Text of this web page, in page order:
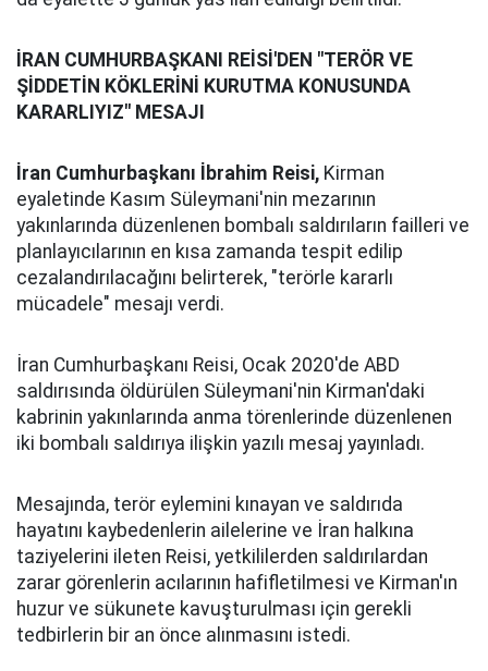
İRAN CUMHURBAŞKANI REİSİ'DEN "TERÖR VE
ŞİDDETİN KÖKLERİNİ KURUTMA KONUSUNDA
KARARLIYIZ" MESAJI
İran Cumhurbaşkanı İbrahim Reisi, Kirman
eyaletinde Kasım Süleymani'nin mezarının
yakınlarında düzenlenen bombalı saldırıların failleri ve
planlayıcılarının en kısa zamanda tespit edilip
cezalandırılacağını belirterek, "terörle kararlı
mücadele" mesajı verdi.
İran Cumhurbaşkanı Reisi, Ocak 2020'de ABD
saldırısında öldürülen Süleymani'nin Kirman'daki
kabrinin yakınlarında anma törenlerinde düzenlenen
iki bombalı saldırıya ilişkin yazılı mesaj yayınladı.
Mesajında, terör eylemini kınayan ve saldırıda
hayatını kaybedenlerin ailelerine ve İran halkına
taziyelerini ileten Reisi, yetkililerden saldırılardan
zarar görenlerin acılarının hafifletilmesi ve Kirman'ın
huzur ve sükunete kavuşturulması için gerekli
tedbirlerin bir an önce alınmasını istedi.